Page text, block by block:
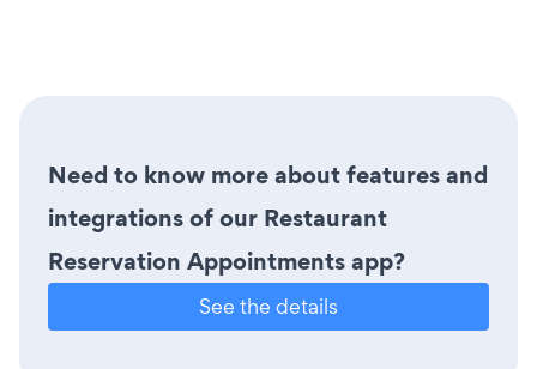
Need to know more about features and
integrations of our Restaurant
Reservation Appointments app?
See the details